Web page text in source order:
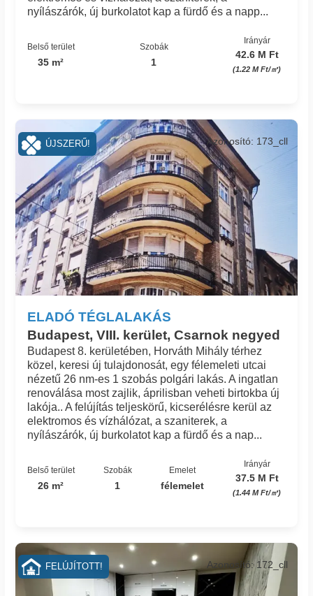
nyílászárók, új burkolatot kap a fürdő és a napp...
Belső terület
35 m²
Szobák
1
Irányár
42.6 M Ft
(1.22 M Ft/㎡)
ELADÓ TÉGLALAKÁS
Budapest, VIII. kerület, Csarnok negyed
Azonosító: 173_cll
Budapest 8. kerületében, Horváth Mihály térhez
közel, keresi új tulajdonosát, egy félemeleti utcai
nézetű 26 nm-es 1 szobás polgári lakás. A ingatlan
renoválása most zajlik, áprilisban veheti birtokba új
lakója.. A felújítás teljeskörű, kicserélésre kerül az
elektromos és vízhálózat, a szaniterek, a
nyílászárók, új burkolatot kap a fürdő és a nap...
Belső terület
26 m²
Szobák
1
Emelet
félemelet
Irányár
37.5 M Ft
(1.44 M Ft/㎡)
ÚJSZERŰ!
Azonosító: 172_cll
FELÚJÍTOTT!